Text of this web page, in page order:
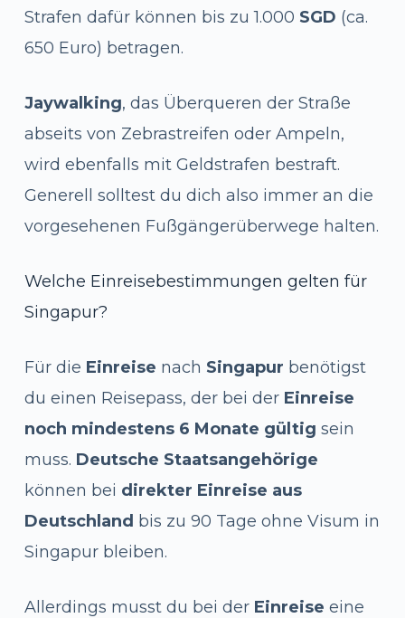
Strafen dafür können bis zu 1.000 SGD (ca.
650 Euro) betragen.
Jaywalking, das Überqueren der Straße
abseits von Zebrastreifen oder Ampeln,
wird ebenfalls mit Geldstrafen bestraft.
Generell solltest du dich also immer an die
vorgesehenen Fußgängerüberwege halten.
Welche Einreisebestimmungen gelten für
Singapur?
Für die Einreise nach Singapur benötigst
du einen Reisepass, der bei der Einreise
noch mindestens 6 Monate gültig sein
muss. Deutsche Staatsangehörige
können bei direkter Einreise aus
Deutschland bis zu 90 Tage ohne Visum in
Singapur bleiben.
Allerdings musst du bei der Einreise eine